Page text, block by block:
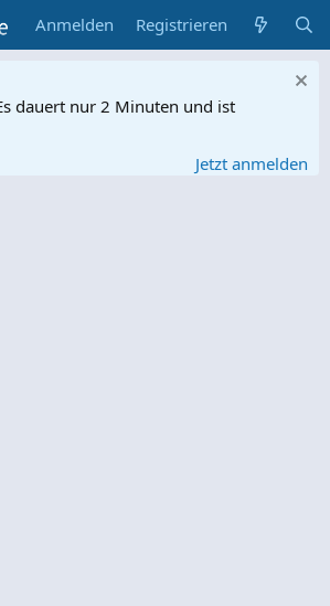
Anmelden Registrieren
dauert nur 2 Minuten und ist
Jetzt anmelden